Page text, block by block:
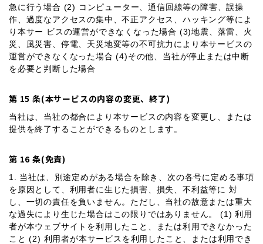
急に行う場合 (2) コンピューター、通信回線等の障害、誤操
作、過度なアクセスの集中、不正アクセス、ハッキング等によ
り本サー ビスの運営ができなくなった場合 (3)地震、落雷、火
災、風災害、停電、天災地変等の不可抗力により本サービスの
運営ができなくなった場合 (4)その他、当社が停止または中断
を必要と判断した場合
第 15 条(本サービスの内容の変更、終了)
当社は、当社の都合により本サービスの内容を変更し、または
提供を終了することができるものとします。
第 16 条(免責)
1. 当社は、別途定めがある場合を除き、次の各号に定める事項
を原因として、利用者に生じた損害、損失、不利益等に 対
し、一切の責任を負いません。ただし、当社の故意または重大
な過失により生じた場合はこの限りではありません。 (1) 利用
者が本ウェブサイトを利用したこと、または利用できなかった
こと (2) 利用者が本サービスを利用したこと、または利用でき